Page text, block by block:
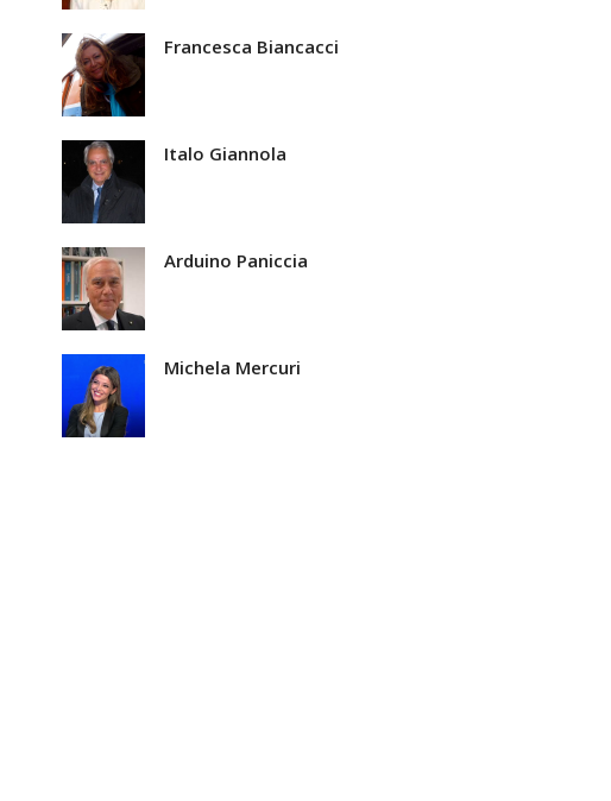
Francesca Biancacci
Italo Giannola
Arduino Paniccia
Michela Mercuri